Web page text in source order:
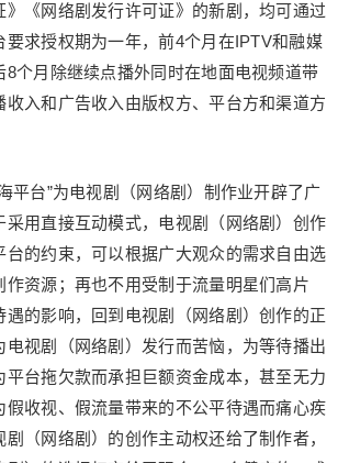
》《网络剧发行许可证》的新剧，均可通过
要求授权期为一年，前4个月在IPTV和融媒
8个月除继续点播外同时在地面电视频道带
收入和广告收入由版权方、平台方和渠道方
平台”为电视剧（网络剧）制作业开辟了广
采用直接互动模式，电视剧（网络剧）创作
台的约束，可以根据广大观众的需求自由选
作资源；再也不用受制于流量明星们高片
遇的影响，回到电视剧（网络剧）创作的正
电视剧（网络剧）发行而苦恼，为等待播出
平台拖欠款而承担巨额资金成本，甚至无力
假收视、假流量带来的不公平待遇而痛心疾
（网络剧）的创作主动权还给了制作者，